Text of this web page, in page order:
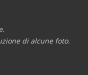
di alcune foto.